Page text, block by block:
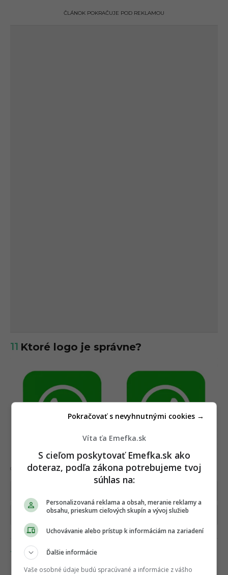
ČLÁNOK POKRAČUJE POD REKLAMOU
11 Ktoré logo je správne?
Credit
Vpravo
12 Ktoré logo je správne?
Víta ťa Emefka.sk
S cieľom poskytovať Emefka.sk ako
doteraz, podľa zákona potrebujeme tvoj
súhlas na:
Personalizovaná reklama a obsah, meranie reklamy a
obsahu, prieskum cieľových skupín a vývoj služieb
Uchovávanie alebo prístup k informáciám na zariadení
Ďalšie informácie
Vaše osobné údaje budú spracúvané a informácie z vášho
Pokračovať s nevyhnutnými cookies →